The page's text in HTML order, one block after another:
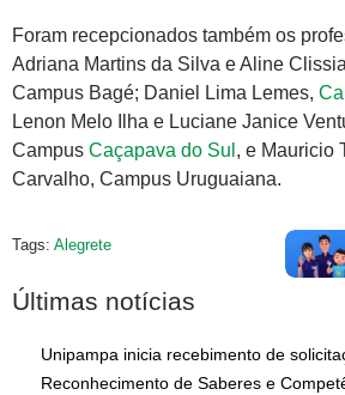
Foram recepcionados também os
Adriana Martins da Silva e Aline
Campus Bagé; Daniel Lima Lemes,
Lenon Melo Ilha e Luciane Janice
Campus Caçapava do Sul , e Mauricio
Carvalho, Campus Uruguaiana.
Tags: Alegrete
Últimas notícias
Unipampa inicia recebimento de
Reconhecimento de Saberes e